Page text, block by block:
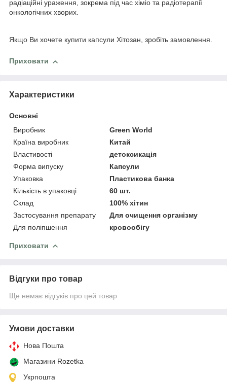
радіаційні ураження, зокрема під час хіміо та радіотерапії
онкологічних хворих.
Якщо Ви хочете купити капсули Хітозан, зробіть замовлення.
Приховати
Характеристики
Основні
Виробник
Green World
Країна виробник
Китай
Властивості
детоксикація
Форма випуску
Капсули
Упаковка
Пластикова банка
Кількість в упаковці
60 шт.
Склад
100% хітин
Застосування препарату
Для очищення організму
Для поліпшення
кровообігу
Приховати
Відгуки про товар
Ще немає відгуків про цей товар
Умови доставки
Нова Пошта
Магазини Rozetka
Укрпошта